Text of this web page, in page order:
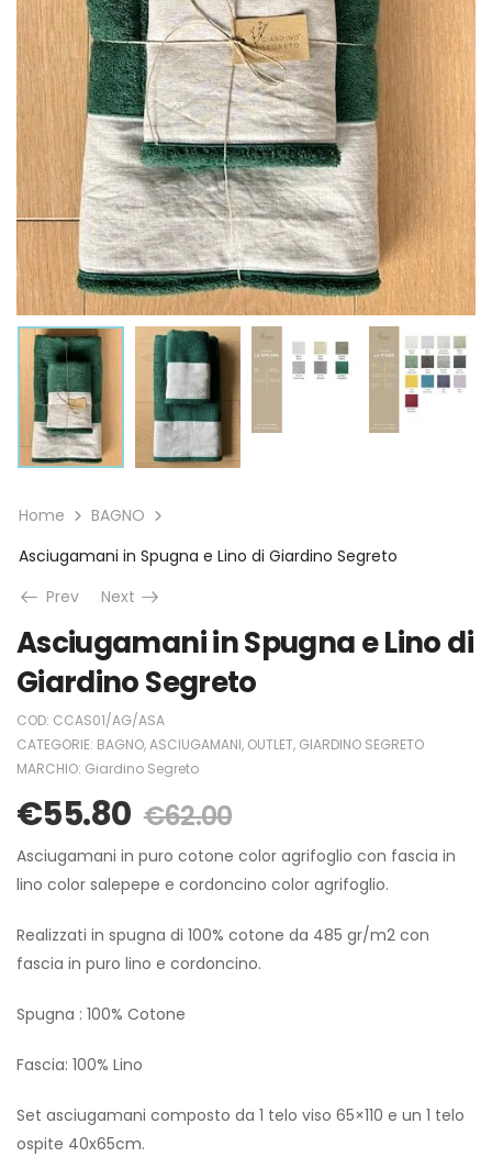
Home
BAGNO
Asciugamani in Spugna e Lino di Giardino Segreto
Prev
Next
Asciugamani in Spugna e Lino di
Giardino Segreto
COD: CCAS01/AG/ASA
CATEGORIE: BAGNO,ASCIUGAMANI, OUTLET, GIARDINO SEGRETO
MARCHIO: Giardino Segreto
€55.80 €62.00
Asciugamani in puro cotone color agrifoglio con fascia in
lino color salepepe e cordoncino color agrifoglio.
Realizzati in spugna di 100% cotone da 485 gr/m2 con
fascia in puro lino e cordoncino.
Spugna : 100% Cotone
Fascia: 100% Lino
Set asciugamani composto da 1 telo viso 65×110 e un 1 telo
ospite 40x65cm.